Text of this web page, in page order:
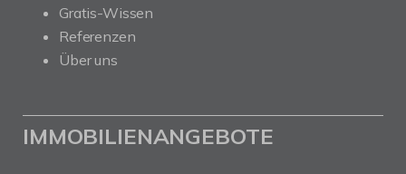
Gratis-Wissen
Referenzen
Über uns
IMMOBILIENANGEBOTE